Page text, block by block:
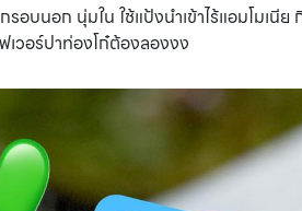
อบนอก นุ่มใน ใช้แป้งนำเข้าไร้แอมโมเนี
เวอร์ปาท่องโก๋ต้องลองงง